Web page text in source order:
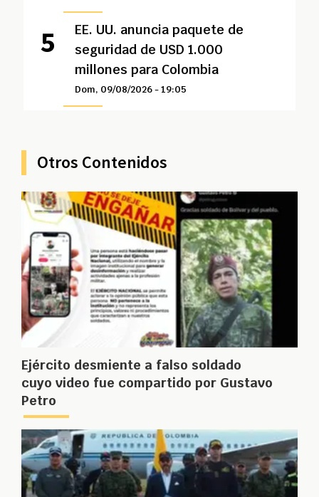
EE. UU. anuncia paquete de
seguridad de USD 1.000
millones para Colombia
Dom, 09/08/2026 - 19:05
Otros Contenidos
Ejército desmiente a falso soldado
cuyo video fue compartido por Gustavo
Petro